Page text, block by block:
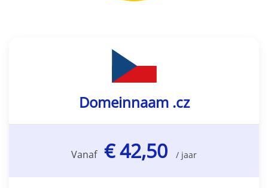
Domeinnaam .cz
Vanaf € 42,50 / jaar